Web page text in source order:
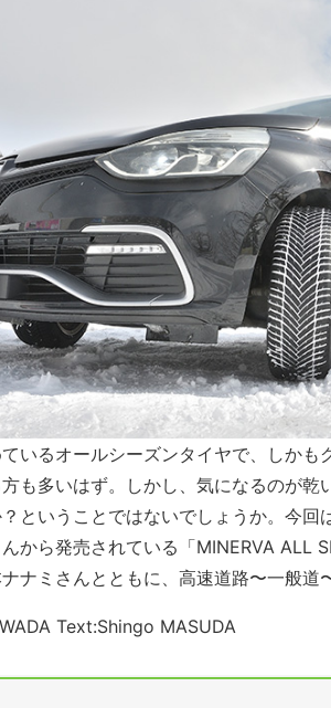
いるオールシーズンタイヤで、しかも
も多いはず。しかし、気になるのが乾
ということではないでしょうか。今回
から発売されている「MINERVA ALL
ナミさんとともに、高速道路〜一般道
Text:Shingo MASUDA